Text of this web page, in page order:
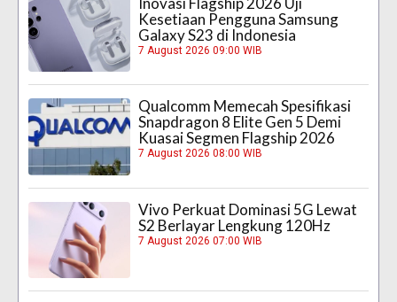
Kesetiaan Pengguna Samsung
Galaxy S23 di Indonesia
7 August 2026 09:00 WIB
Qualcomm Memecah Spesifikasi
Snapdragon 8 Elite Gen 5 Demi
Kuasai Segmen Flagship 2026
7 August 2026 08:00 WIB
Vivo Perkuat Dominasi 5G Lewat
S2 Berlayar Lengkung 120Hz
7 August 2026 07:00 WIB